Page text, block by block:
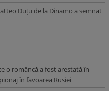
Duțu de la Dinamo a semnat
o româncă a fost arestată în
în favoarea Rusiei